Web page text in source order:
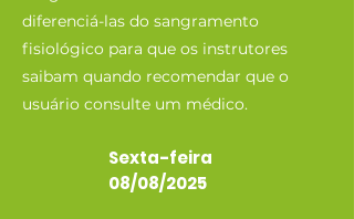
diferenciá-las do sangramento
fisiológico para que os instrutores
saibam quando recomendar que o
usuário consulte um médico.
Sexta-feira
08/08/2025